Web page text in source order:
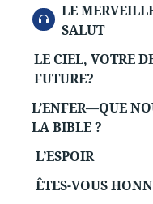
AUDIO
LE
SALUT
LE CIEL, VOTRE
FUTURE?
L’ENFER—QUE
LA BIBLE ?
L’ESPOIR
ÊTES-VOUS